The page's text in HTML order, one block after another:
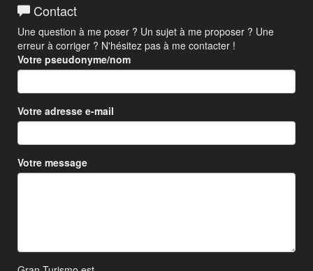
Contact
Une question à me poser ? Un sujet à me proposer ? Une
erreur à corriger ? N'hésitez pas à me contacter !
Votre pseudonyme/nom
Votre adresse e-mail
Votre message